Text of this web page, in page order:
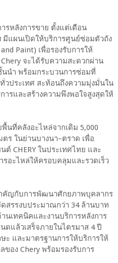
รหลังการขาย ตั้งแต่เดือน
มีแผนเปิดให้บริการศูนย์ซ่อมตัวถัง
Paint) เพื่อรองรับการให้
จะได้รับความสะดวกผ่าน
นำ พร้อมกระบวนการซ่อมที่
วประเทศ สะท้อนถึงความมุ่งมั่นใน
รและสร้างความพึงพอใจสูงสุดให้
นที่คลังอะไหล่จากเดิม 5,000
ตร ในย่านบางนา–ตราด เพื่อ
CHERY ในประเทศไทย และ
อะไหล่ให้ครอบคลุมและรวดเร็ว
คัญกับการพัฒนาศักยภาพบุคลากร
สรรงบประมาณกว่า 34 ล้านบาท
นเทคนิคและงานบริการหลังการ
ดแล้วเสร็จภายในไตรมาส 4 ปี
ะ และมาตรฐานการให้บริการให้
อง Chery พร้อมรองรับการ